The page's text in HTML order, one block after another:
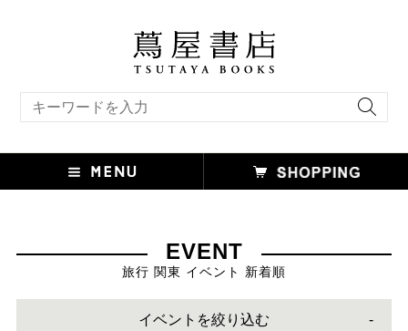
EVENT
旅行 関東 イベント 新着順
イベントを絞り込む